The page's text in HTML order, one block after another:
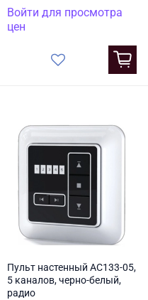
Войти для просмотра
цен
Пульт настенный AC133-05,
5 каналов, черно-белый,
радио